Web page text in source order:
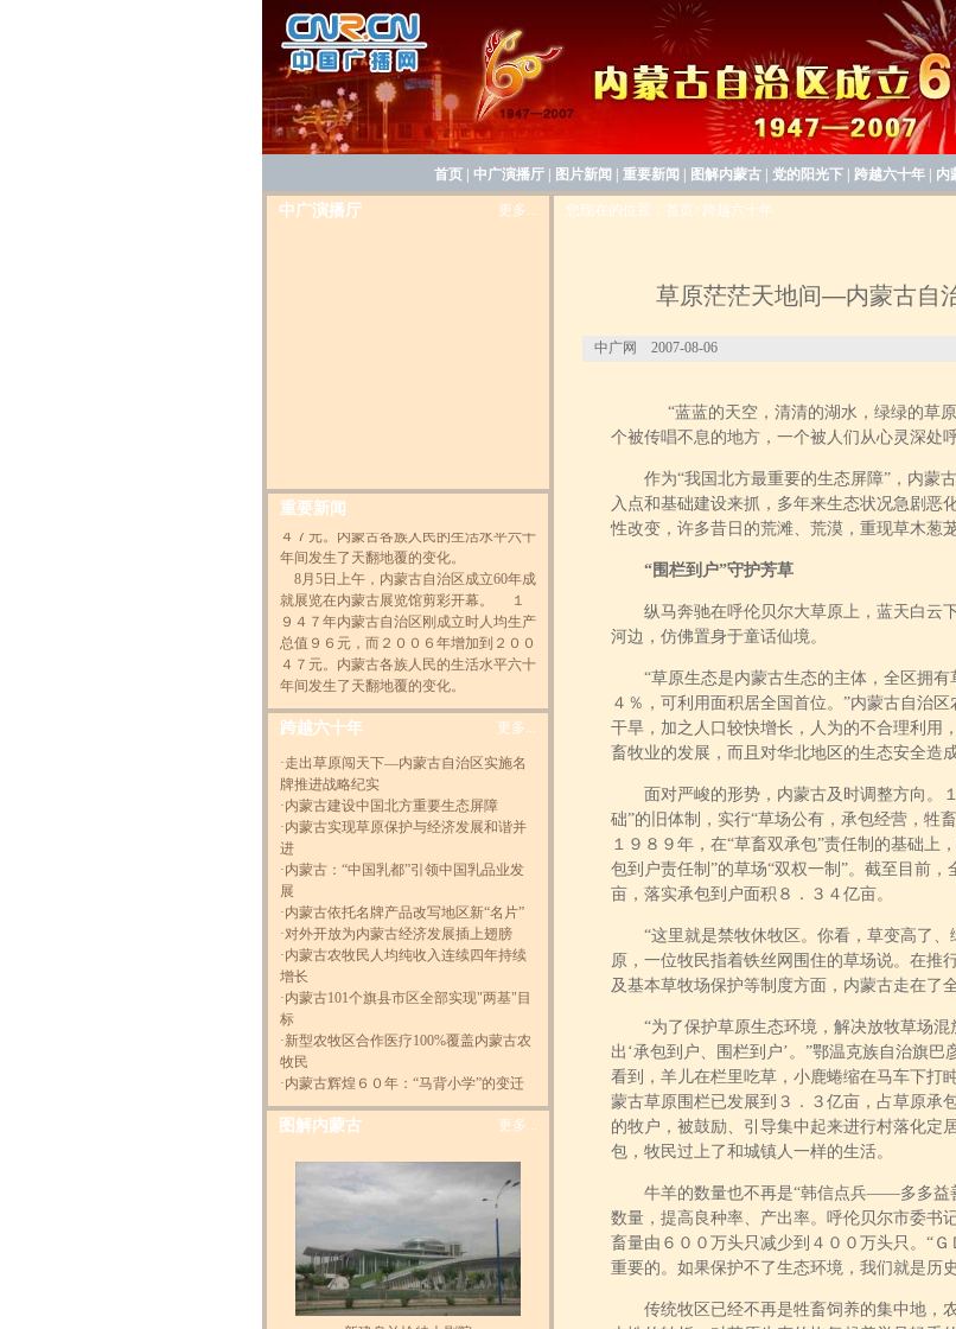
首页 中广演播厅 图片新闻 重要新闻 图解内蒙古 党的阳光下 跨越六十年 内
中广演播厅 更多...
重要新闻
９４７年内蒙古自治区刚成立时人均生产
总值９６元，而２００６年增加到２００
４７元。内蒙古各族人民的生活水平六十
年间发生了天翻地覆的变化。
8月5日上午，内蒙古自治区成立60年成
就展览在内蒙古展览馆剪彩开幕。
１
９４７年内蒙古自治区刚成立时人均生产
总值９６元，而２００６年增加到２００
４７元。内蒙古各族人民的生活水平六十
年间发生了天翻地覆的变化。
跨越六十年 更多...
·走出草原闯天下—内蒙古自治区实施名
牌推进战略纪实
·内蒙古建设中国北方重要生态屏障
·内蒙古实现草原保护与经济发展和谐并
进
·内蒙古：“中国乳都”引领中国乳品业发
展
·内蒙古依托名牌产品改写地区新“名片”
·对外开放为内蒙古经济发展插上翅膀
·内蒙古农牧民人均纯收入连续四年持续
增长
·内蒙古101个旗县市区全部实现"两基"目
标
·新型农牧区合作医疗100%覆盖内蒙古农
牧民
·内蒙古辉煌６０年：“马背小学”的变迁
图解内蒙古 更多...
您现在的位置：首页>跨越六十年
草原茫茫天地间—内蒙古自
中广网 2007-08-06
“蓝蓝的天空，清清的湖水，绿绿的草
个被传唱不息的地方，一个被人们从心灵深处呼
作为“我国北方最重要的生态屏障”，内蒙
入点和基础建设来抓，多年来生态状况急剧恶
性改变，许多昔日的荒滩、荒漠，重现草木葱
“围栏到户”守护芳草
纵马奔驰在呼伦贝尔大草原上，蓝天白云
河边，仿佛置身于童话仙境。
“草原生态是内蒙古生态的主体，全区拥有
４％，可利用面积居全国首位。”内蒙古自治
干旱，加之人口较快增长，人为的不合理利用
畜牧业的发展，而且对华北地区的生态安全造
面对严峻的形势，内蒙古及时调整方向。
础”的旧体制，实行“草场公有，承包经营，牲
１９８９年，在“草畜双承包”责任制的基础上
包到户责任制”的草场“双权一制”。截至目前
亩，落实承包到户面积８．３４亿亩。
“这里就是禁牧休牧区。你看，草变高了、
原，一位牧民指着铁丝网围住的草场说。在推
及基本草牧场保护等制度方面，内蒙古走在了
“为了保护草原生态环境，解决放牧草场混
出‘承包到户、围栏到户’。”鄂温克族自治旗
看到，羊儿在栏里吃草，小鹿蜷缩在马车下打
蒙古草原围栏已发展到３．３亿亩，占草原承
的牧户，被鼓励、引导集中起来进行村落化定
包，牧民过上了和城镇人一样的生活。
牛羊的数量也不再是“韩信点兵――多多益善
数量，提高良种率、产出率。呼伦贝尔市委书
畜量由６００万头只减少到４００万头只。“
重要的。如果保护不了生态环境，我们就是历
传统牧区已经不再是牲畜饲养的集中地，